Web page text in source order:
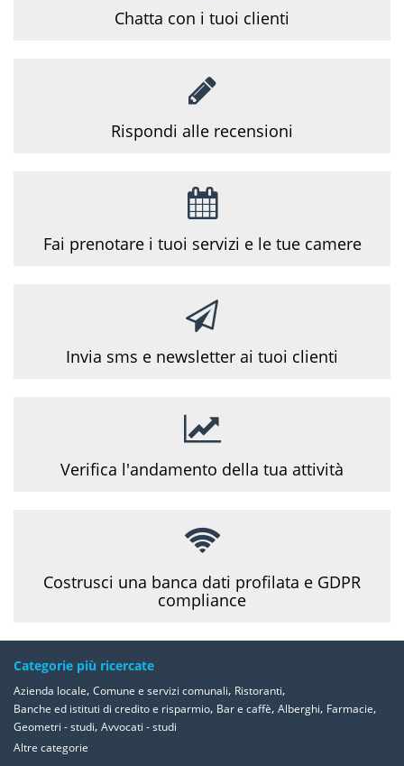
Chatta con i tuoi clienti
Rispondi alle recensioni
Fai prenotare i tuoi servizi e le tue camere
Invia sms e newsletter ai tuoi clienti
Verifica l'andamento della tua attività
Costrusci una banca dati profilata e GDPR
compliance
Categorie più ricercate
Azienda locale, Comune e servizi comunali, Ristoranti,
Banche ed istituti di credito e risparmio, Bar e caffè, Alberghi, Farmacie,
Geometri - studi, Avvocati - studi
Altre categorie